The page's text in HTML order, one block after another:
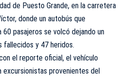
de Puesto Grande, en la carretera
donde un autobús que
60 pasajeros se volcó dejando un
fallecidos y 47 heridos.
el reporte oficial, el vehículo
excursionistas provenientes del